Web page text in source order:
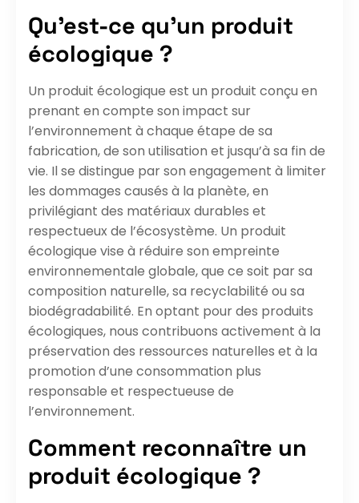
Qu’est-ce qu’un produit
écologique ?
Un produit écologique est un produit conçu en
prenant en compte son impact sur
l’environnement à chaque étape de sa
fabrication, de son utilisation et jusqu’à sa fin de
vie. Il se distingue par son engagement à limiter
les dommages causés à la planète, en
privilégiant des matériaux durables et
respectueux de l’écosystème. Un produit
écologique vise à réduire son empreinte
environnementale globale, que ce soit par sa
composition naturelle, sa recyclabilité ou sa
biodégradabilité. En optant pour des produits
écologiques, nous contribuons activement à la
préservation des ressources naturelles et à la
promotion d’une consommation plus
responsable et respectueuse de
l’environnement.
Comment reconnaître un
produit écologique ?